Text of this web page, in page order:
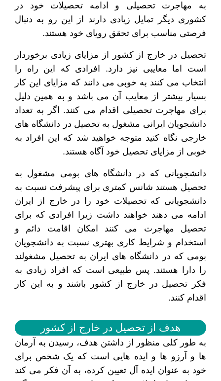
به مهاجرت تحصیلی و ادامه تحصیلات خود در
کشوری دیگر تمایل زیادی دارند از این رو به دنبال
فرصتی مناسب برای تحقق رویای خود هستند.
تحصیل در خارج از کشور از مزایای زیادی برخوردار
است اما معایبی نیز دارد. افرادی که این راه را
انتخاب می کنند به خوبی می دانند که مزایای این کار
بسیار بیشتر از معایب آن می باشد و به همین دلیل
برای مهاجرت تحصیلی اقدام می کنند. اگر به تعداد
دانشجویان ایرانی مشغول به تحصیل در دانشگاه های
خارجی نگاه کنید متوجه خواهید شد که این افراد به
خوبی از مزایای تحصیل خود آگاه هستند.
دانشجویانی که در دانشگاه های بومی مشغول به
تحصیل هستند شانس کمتری برای پیشرفت نسبت به
دانشجویانی که تحصیلات خود را در خارج از ایران
ادامه می دهند خواهند داشت زیرا افرادی که برای
تحصیل مهاجرت می کنند امکان اقامت دائم و
استخدام و شرایط کاری بهتری نسبت به دانشجویان
بومی که در دانشگاه های ایران به تحصیل مشغولند
را دارا هستند. پس طبیعی است که افراد زیادی به
فکر تحصیل در خارج از کشور باشند و به این کار
اقدام کنند.
هدف از تحصیل در خارج از کشور
به طور کلی منظور از داشتن هدف، رسیدن به آرمان
ها و آرزو ها و ایده هایی است که یک شخص برای
خود به عنوان ایده آل تعیین کرده، به آن فکر می کند